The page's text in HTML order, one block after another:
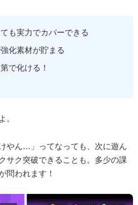
も実力でカバーできる
化素材が貯まる
で化ける！
。
やん…」ってなっても、次に遊ん
サク突破できることも。多少の課
問われます！